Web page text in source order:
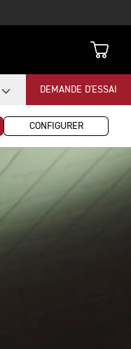
DEMANDE D'ESSAI
CONFIGURER